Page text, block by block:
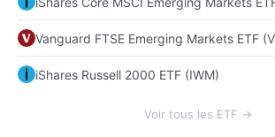
Vanguard FTSE Emerging Markets ETF
iShares Russell 2000 ETF (IWM)
Voir tous les ETF →